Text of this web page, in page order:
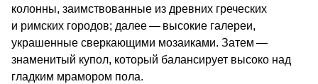
колонны, заимствованные из древних греческих
и римских городов; далее — высокие галереи,
украшенные сверкающими мозаиками. Затем —
знаменитый купол, который балансирует высоко над
гладким мрамором пола.